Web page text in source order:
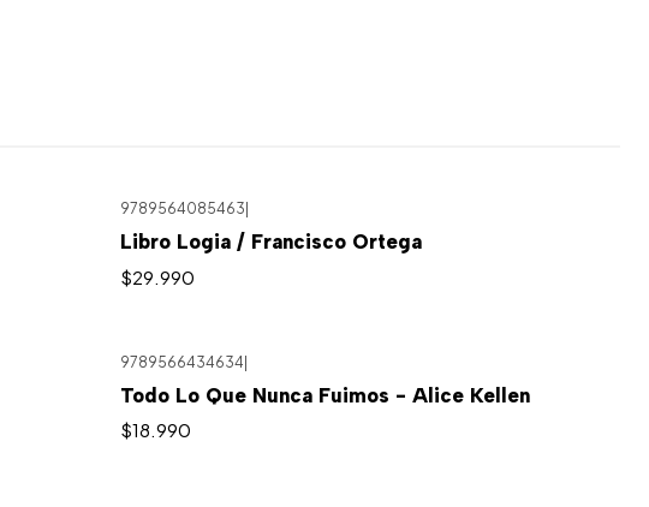
9789564085463
Libro Logia / Francisco Ortega
$29.990
9789566434634|
Todo Lo Que Nunca Fuimos - Alice Kellen
$18.990